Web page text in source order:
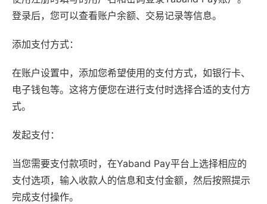
登录后，您可以查看账户余额、交易记录等信息。
添加支付方式：
在账户设置中，添加您希望使用的支付方式，如银行卡、
电子钱包等。这将方便您在进行支付时选择合适的支付方
式。
发起支付：
当您需要支付款项时，在Yaband Pay平台上选择相应的
支付选项，输入收款人的信息和支付金额，然后按照提示
完成支付操作。